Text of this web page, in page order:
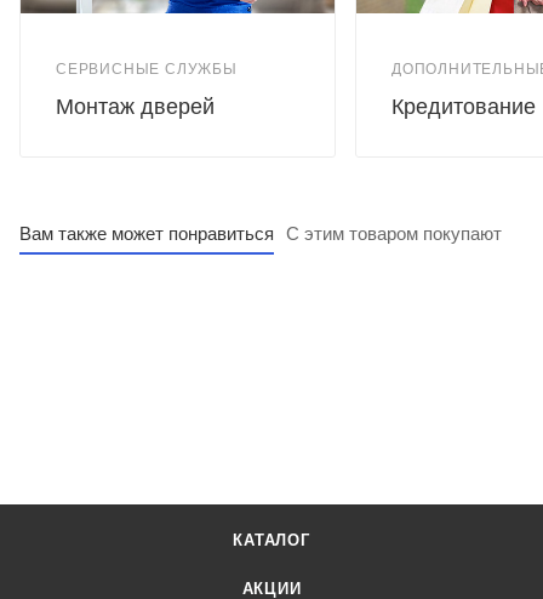
СЕРВИСНЫЕ СЛУЖБЫ
Монтаж дверей Кредитование
Вам также может понравиться С этим товаром покупают
КАТАЛОГ
АКЦИИ